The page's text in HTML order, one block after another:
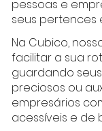
pessoas e
seus pertences
Na Cubico,
facilitar a sua
guardando
preciosos ou
empresários
acessíveis e de